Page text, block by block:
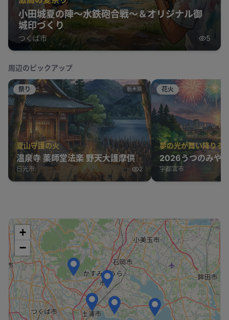
小田城夏の陣～水鉄砲合戦～＆オリジナル御
城印づくり
つくば市 5
周辺のピックアップ
祭り 栃木県
夏山守護の火
温泉寺 薬師堂法楽 野天大護摩供
日光市 2
花火
夢の光が舞い降りる
2026うつのみや
宇都宮市
+
−